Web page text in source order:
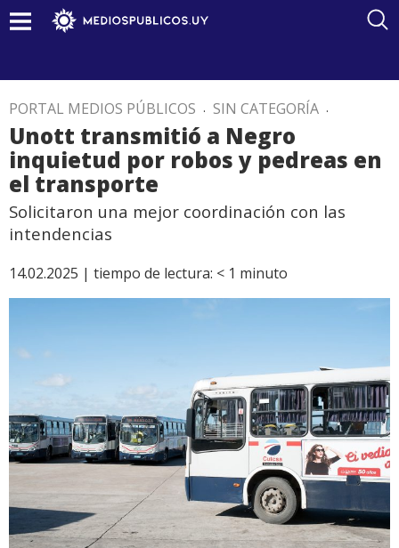
PORTAL MEDIOS PÚBLICOS . SIN CATEGORÍA .
Unott transmitió a Negro
inquietud por robos y pedreas en
el transporte
Solicitaron una mejor coordinación con las
intendencias
14.02.2025 | tiempo de lectura: < 1 minuto